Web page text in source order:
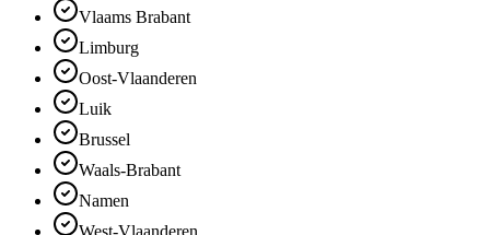
Vlaams Brabant
Limburg
Oost-Vlaanderen
Luik
Brussel
Waals-Brabant
Namen
West-Vlaanderen